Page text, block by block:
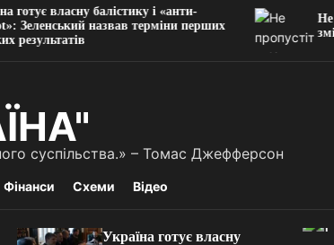
власну балістику і «анти-
назвав терміни перших
Не
змінити
суспільства.» – Томас Джефферсон
Фінанси Схеми Відео
Україна готує власну